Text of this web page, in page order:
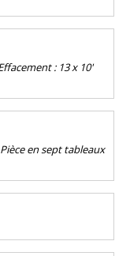
: 13 x 10'
en sept tableaux